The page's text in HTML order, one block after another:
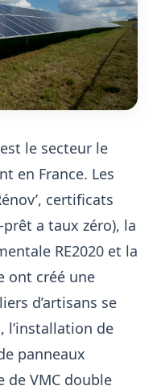
le secteur le
en France. Les
certificats
prêt a taux zéro), la
RE2020 et la
ont créé une
d’artisans se
l’installation de
panneaux
de VMC double